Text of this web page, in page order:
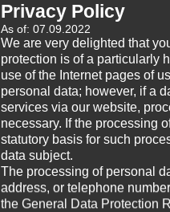
Privacy Policy
As of: 07.09.2022
We are very delighted that
protection is of a particularly
use of the Internet pages of
personal data; however, if a
services via our website,
necessary. If the processing
statutory basis for such
data subject.
The processing of personal
address, or telephone
the General Data Protection